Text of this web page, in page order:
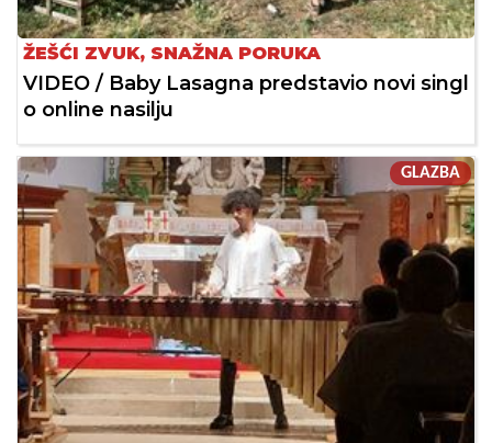
ŽEŠĆI ZVUK, SNAŽNA PORUKA
VIDEO / Baby Lasagna predstavio novi singl
o online nasilju
GLAZBA